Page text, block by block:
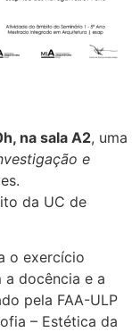
na sala A2, uma
e
da UC de
o exercício
docência e a
pela FAA-ULP
– Estética da